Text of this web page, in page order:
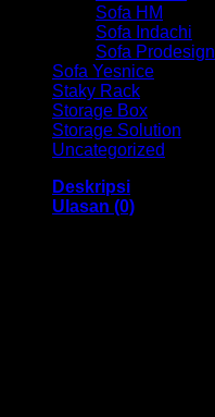
Sofa HM
Sofa Indachi
Sofa Prodesign
Sofa Yesnice
Staky Rack
Storage Box
Storage Solution
Uncategorized
Deskripsi
Ulasan (0)